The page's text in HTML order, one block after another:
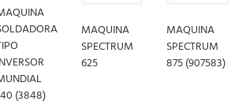
(3848)
MAQUINA
SPECTRUM
625
MAQUINA
SPECTRUM
875 (907583)